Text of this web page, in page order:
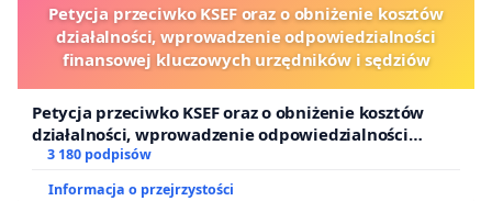
Petycja przeciwko KSEF oraz o obniżenie kosztów
działalności, wprowadzenie odpowiedzialności
finansowej kluczowych urzędników i sędziów
Petycja przeciwko KSEF oraz o obniżenie kosztów
działalności, wprowadzenie odpowiedzialności
finansowej kluczowych urzędników i sędziów
3 180 podpisów
Informacja o przejrzystości